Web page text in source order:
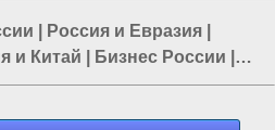
Россия и Евразия
и Китай Бизнес России
и Белоруссия